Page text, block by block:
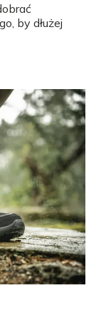
by dłużej